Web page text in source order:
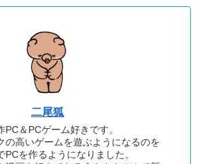
二尾狐
PC＆PCゲーム好きです。
の高いゲームを遊ぶようになるのを
PCを作るようになりました。